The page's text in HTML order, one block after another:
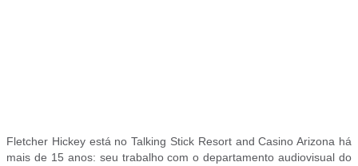
Fletcher Hickey está no Talking Stick Resort and Casino Arizona há
mais de 15 anos: seu trabalho com o departamento audiovisual do